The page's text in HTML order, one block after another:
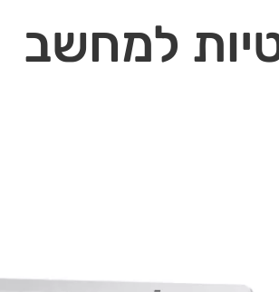
למחשב